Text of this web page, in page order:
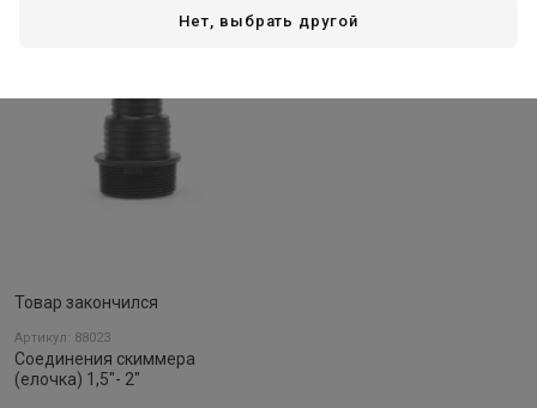
Товар закончился
Артикул: 88023
Соединения скиммера
(елочка) 1,5"- 2"
Нет, выбрать другой